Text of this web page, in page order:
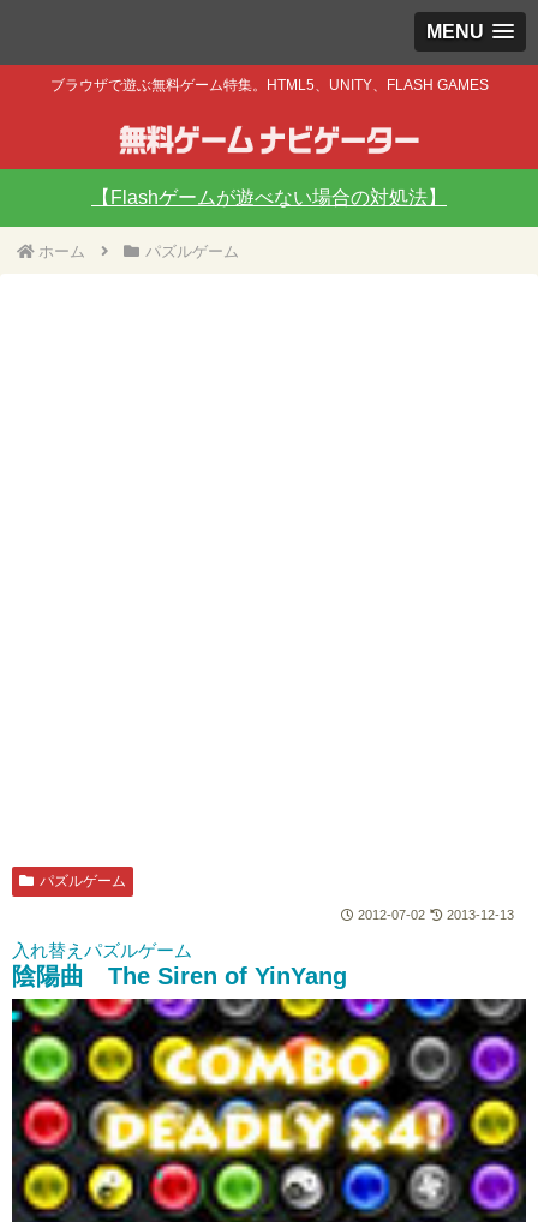
MENU
ブラウザで遊ぶ無料ゲーム特集。HTML5、UNITY、FLASH GAMES
【Flashゲームが遊べない場合の対処法】
ホーム パズルゲーム
パズルゲーム
2012-07-02 2013-12-13
入れ替えパズルゲーム
陰陽曲 The Siren of YinYang